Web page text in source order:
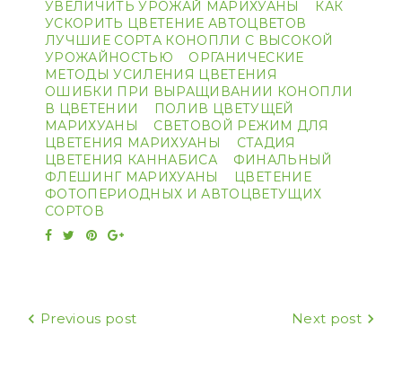
УВЕЛИЧИТЬ УРОЖАЙ МАРИХУАНЫ
КАК
УСКОРИТЬ ЦВЕТЕНИЕ АВТОЦВЕТОВ
ЛУЧШИЕ СОРТА КОНОПЛИ С ВЫСОКОЙ
УРОЖАЙНОСТЬЮ
ОРГАНИЧЕСКИЕ
МЕТОДЫ УСИЛЕНИЯ ЦВЕТЕНИЯ
ОШИБКИ ПРИ ВЫРАЩИВАНИИ КОНОПЛИ
В ЦВЕТЕНИИ
ПОЛИВ ЦВЕТУЩЕЙ
МАРИХУАНЫ
СВЕТОВОЙ РЕЖИМ ДЛЯ
ЦВЕТЕНИЯ МАРИХУАНЫ
СТАДИЯ
ЦВЕТЕНИЯ КАННАБИСА
ФИНАЛЬНЫЙ
ФЛЕШИНГ МАРИХУАНЫ
ЦВЕТЕНИЕ
ФОТОПЕРИОДНЫХ И АВТОЦВЕТУЩИХ
СОРТОВ
Facebook
TwitterPinterestGoogle+
Навигация
Previous post Next post